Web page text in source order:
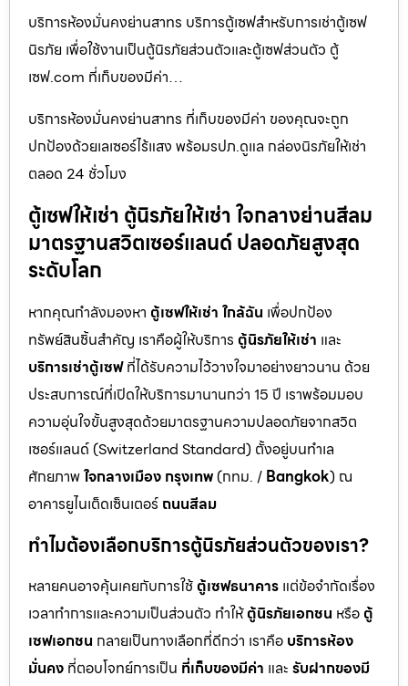
บริการห้องมั่นคงย่านสาทร บริการตู้เซฟสำหรับการเช่าตู้เซฟ
นิรภัย เพื่อใช้งานเป็นตู้นิรภัยส่วนตัวและตู้เซฟส่วนตัว ตู้
เซฟ.com ที่เก็บของมีค่า…
บริการห้องมั่นคงย่านสาทร ที่เก็บของมีค่า ของคุณจะถูก
ปกป้องด้วยเลเซอร์ไร้แสง พร้อมรปภ.ดูแล กล่องนิรภัยให้เช่า
ตลอด 24 ชั่วโมง
ตู้เซฟให้เช่า ตู้นิรภัยให้เช่า ใจกลางย่านสีลม
มาตรฐานสวิตเซอร์แลนด์ ปลอดภัยสูงสุด
ระดับโลก
หากคุณกำลังมองหา ตู้เซฟให้เช่า ใกล้ฉัน เพื่อปกป้อง
ทรัพย์สินชิ้นสำคัญ เราคือผู้ให้บริการ ตู้นิรภัยให้เช่า และ
บริการเช่าตู้เซฟที่ได้รับความไว้วางใจมาอย่างยาวนาน ด้วย
ประสบการณ์ที่เปิดให้บริการมานานกว่า 15 ปี เราพร้อมมอบ
ความอุ่นใจขั้นสูงสุดด้วยมาตรฐานความปลอดภัยจากสวิต
เซอร์แลนด์ (Switzerland Standard) ตั้งอยู่บนทำเล
ศักยภาพใจกลางเมือง กรุงเทพ(กทม. / Bangkok) ณ
อาคารยูไนเต็ดเซ็นเตอร์ ถนนสีลม
ทำไมต้องเลือกบริการตู้นิรภัยส่วนตัวของเรา?
หลายคนอาจคุ้นเคยกับการใช้ ตู้เซฟธนาคาร แต่ข้อจำกัดเรื่อง
เวลาทำการและความเป็นส่วนตัว ทำให้ตู้นิรภัยเอกชน หรือ ตู้
เซฟเอกชน กลายเป็นทางเลือกที่ดีกว่า เราคือ บริการห้อง
มั่นคง ที่ตอบโจทย์การเป็น ที่เก็บของมีค่า และ รับฝากของมี